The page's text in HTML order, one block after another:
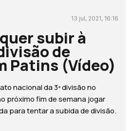
13 jul, 2021, 16:16
subir à
de
Patins (Vídeo)
nacional da 3ª divisão no
próximo fim de semana jogar
para tentar a subida de divisão.